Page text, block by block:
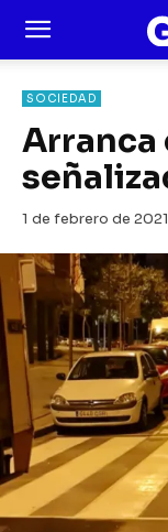
SOCIEDAD
Arranca
1 de febrero de 2021